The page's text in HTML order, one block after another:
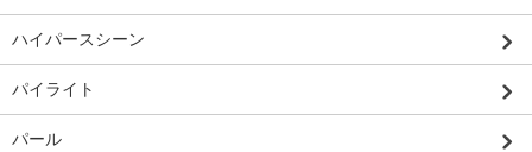
ハイパースシーン
パイライト
パール